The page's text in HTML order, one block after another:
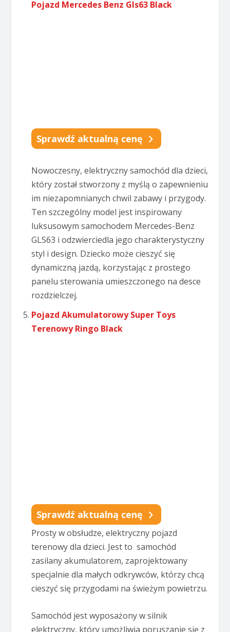
Pojazd Mercedes Benz Gls63 Black
Sprawdź aktualną cenę
Nowoczesny, elektryczny samochód dla dzieci,
który został stworzony z myślą o zapewnieniu
im niezapomnianych chwil zabawy i przygody.
Ten szczególny model jest inspirowany
luksusowym samochodem Mercedes-Benz
GLS63 i odzwierciedla jego charakterystyczny
styl i design. Dziecko może cieszyć się
dynamiczną jazdą, korzystając z prostego
panelu sterowania umieszczonego na desce
rozdzielczej.
Pojazd Akumulatorowy Super Toys
Terenowy Ringo Black
Sprawdź aktualną cenę
Prosty w obsłudze, elektryczny pojazd
terenowy dla dzieci. Jest to samochód
zasilany akumulatorem, zaprojektowany
specjalnie dla małych odkrywców, którzy chcą
cieszyć się przygodami na świeżym powietrzu.
Samochód jest wyposażony w silnik
elektryczny, który umożliwia poruszanie się z